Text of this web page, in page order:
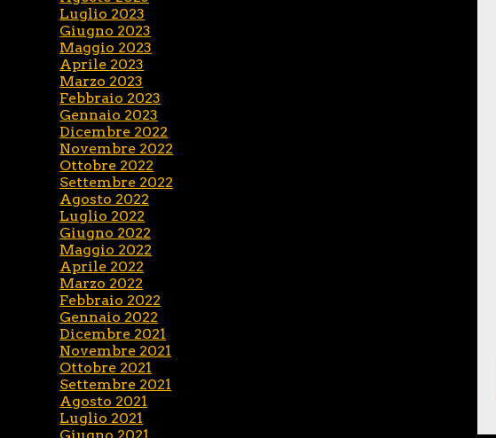
Luglio 2023
Giugno 2023
Maggio 2023
Aprile 2023
Marzo 2023
Febbraio 2023
Gennaio 2023
Dicembre 2022
Novembre 2022
Ottobre 2022
Settembre 2022
Agosto 2022
Luglio 2022
Giugno 2022
Maggio 2022
Aprile 2022
Marzo 2022
Febbraio 2022
Gennaio 2022
Dicembre 2021
Novembre 2021
Ottobre 2021
Settembre 2021
Agosto 2021
Luglio 2021